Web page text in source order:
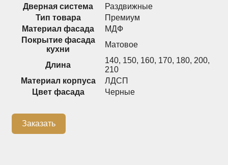
+7 (926) 192-03-75
Доставка
Сотрудничество
Блог
Дверная система
Раздвижные
Тип товара
Премиум
Материал фасада
МДФ
Покрытие фасада
кухни
Матовое
Длина
140, 150, 160, 170, 180, 200,
210
Материал корпуса
ЛДСП
Цвет фасада
Черные
Заказать